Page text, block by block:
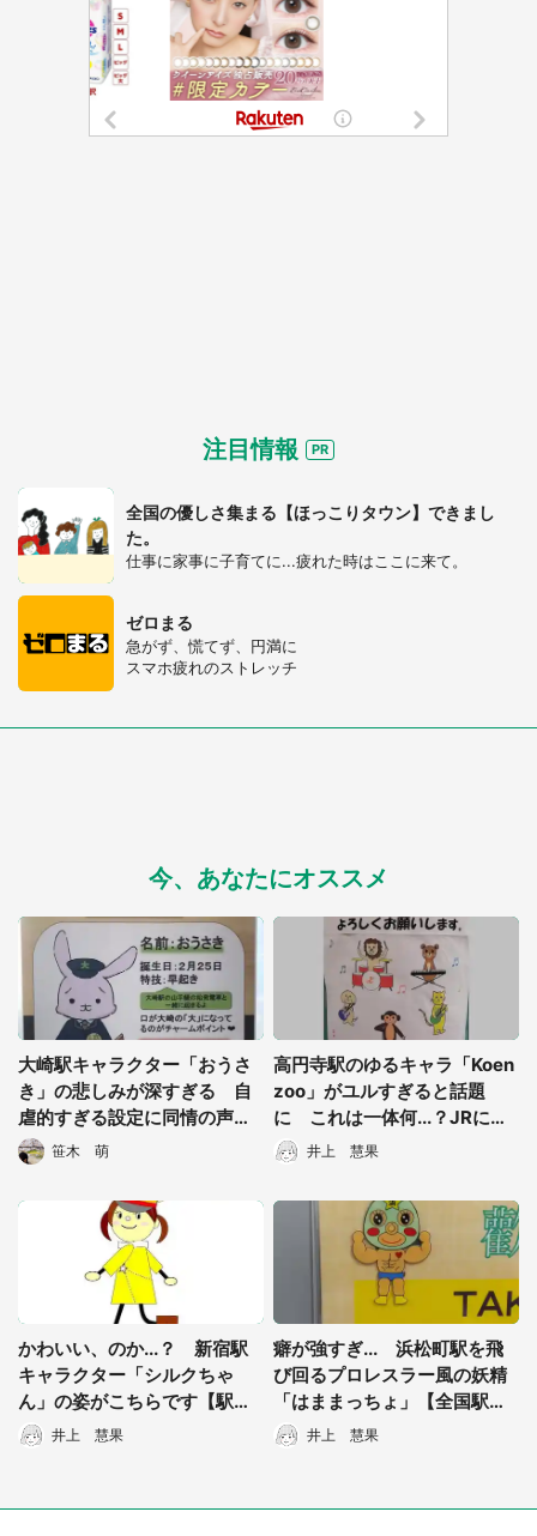
都道府選択
注目情報
全国の優しさ集まる【ほっこりタウン】できまし
た。
仕事に家事に子育てに...疲れた時はここに来て。
ゼロまる
急がず、慌てず、円満に
スマホ疲れのストレッチ
今、あなたにオススメ
大崎駅キャラクター「おうさ
き」の悲しみが深すぎる 自
虐的すぎる設定に同情の声
「強く生きて」
笹木 萌
高円寺駅のゆるキャラ「Koen
zoo」がユルすぎると話題
に これは一体何...？JRに聞
いた井上 慧果
かわいい、のか...？ 新宿駅
キャラクター「シルクちゃ
ん」の姿がこちらです【駅キ
ャラ図鑑】
井上 慧果
癖が強すぎ... 浜松町駅を飛
び回るプロレスラー風の妖精
「はままっちょ」【全国駅キ
ャラ図鑑】
井上 慧果